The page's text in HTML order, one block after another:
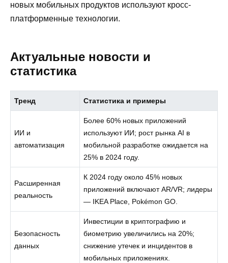
новых мобильных продуктов используют кросс-
платформенные технологии.
Актуальные новости и
статистика
Тренд Статистика и примеры
ИИ и
автоматизация
Более 60% новых приложений
используют ИИ; рост рынка AI в
мобильной разработке ожидается на
25% в 2024 году.
Расширенная
реальность
К 2024 году около 45% новых
приложений включают AR/VR; лидеры
— IKEA Place, Pokémon GO.
Безопасность
данных
Инвестиции в криптографию и
биометрию увеличились на 20%;
снижение утечек и инцидентов в
мобильных приложениях.